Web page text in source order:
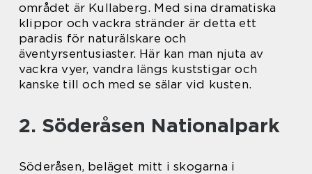
området är Kullaberg. Med sina dramatiska
klippor och vackra stränder är detta ett
paradis för naturälskare och
äventyrsentusiaster. Här kan man njuta av
vackra vyer, vandra längs kuststigar och
kanske till och med se sälar vid kusten.
2. Söderåsen Nationalpark
Söderåsen, beläget mitt i skogarna i